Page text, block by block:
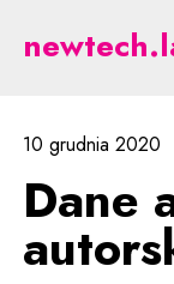
Dane a
10 grudnia 2020
Dane